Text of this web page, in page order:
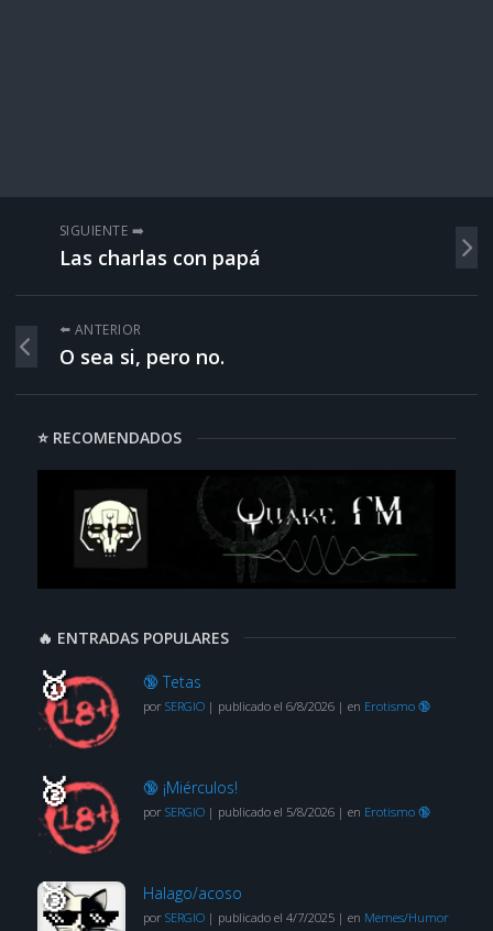
SIGUIENTE ➡️
Las charlas con papá
⬅️ ANTERIOR
O sea si, pero no.
⭐ RECOMENDADOS
🔥 ENTRADAS POPULARES
🔞 Tetas
por SERGIO| publicado el 6/8/2026| en Erotismo 🔞
🔞 ¡Miérculos!
por SERGIO| publicado el 5/8/2026| en Erotismo 🔞
Halago/acoso
por SERGIO| publicado el 4/7/2025| en Memes/Humor